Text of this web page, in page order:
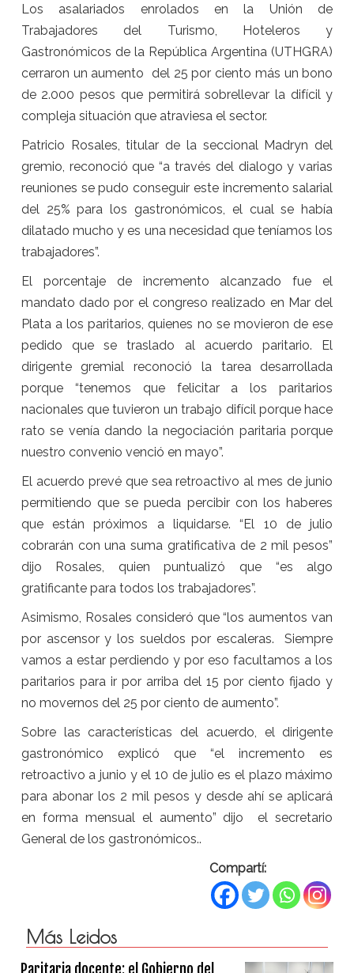
Los asalariados enrolados en la Unión de
Trabajadores del Turismo, Hoteleros y
Gastronómicos de la República Argentina (UTHGRA)
cerraron un aumento del 25 por ciento más un bono
de 2.000 pesos que permitirá sobrellevar la difícil y
compleja situación que atraviesa el sector.
Patricio Rosales, titular de la seccional Madryn del
gremio, reconoció que “a través del dialogo y varias
reuniones se pudo conseguir este incremento salarial
del 25% para los gastronómicos, el cual se había
dilatado mucho y es una necesidad que teníamos los
trabajadores”.
El porcentaje de incremento alcanzado fue el
mandato dado por el congreso realizado en Mar del
Plata a los paritarios, quienes no se movieron de ese
pedido que se traslado al acuerdo paritario. El
dirigente gremial reconoció la tarea desarrollada
porque “tenemos que felicitar a los paritarios
nacionales que tuvieron un trabajo difícil porque hace
rato se venía dando la negociación paritaria porque
nuestro convenio venció en mayo”.
El acuerdo prevé que sea retroactivo al mes de junio
permitiendo que se pueda percibir con los haberes
que están próximos a liquidarse. “El 10 de julio
cobrarán con una suma gratificativa de 2 mil pesos”
dijo Rosales, quien puntualizó que “es algo
gratificante para todos los trabajadores”.
Asimismo, Rosales consideró que “los aumentos van
por ascensor y los sueldos por escaleras. Siempre
vamos a estar perdiendo y por eso facultamos a los
paritarios para ir por arriba del 15 por ciento fijado y
no movernos del 25 por ciento de aumento”.
Sobre las características del acuerdo, el dirigente
gastronómico explicó que “el incremento es
retroactivo a junio y el 10 de julio es el plazo máximo
para abonar los 2 mil pesos y desde ahí se aplicará
en forma mensual el aumento” dijo el secretario
General de los gastronómicos..
Compartí:
Más Leidos
Paritaria docente: el Gobierno del